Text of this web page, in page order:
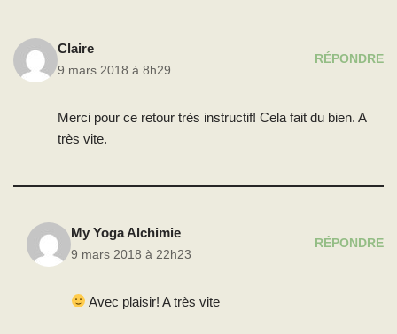
Claire
9 mars 2018 à 8h29
RÉPONDRE
Merci pour ce retour très instructif! Cela fait du bien. A
très vite.
My Yoga Alchimie
9 mars 2018 à 22h23
RÉPONDRE
Avec plaisir! A très vite